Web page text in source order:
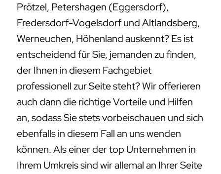
Prötzel, Petershagen (Eggersdorf),
Fredersdorf-Vogelsdorf und Altlandsberg,
Werneuchen, Höhenland auskennt? Es ist
entscheidend für Sie, jemanden zu finden,
der Ihnen in diesem Fachgebiet
professionell zur Seite steht? Wir offerieren
auch dann die richtige Vorteile und Hilfen
an, sodass Sie stets vorbeischauen und sich
ebenfalls in diesem Fall an uns wenden
können. Als einer der top Unternehmen in
Ihrem Umkreis sind wir allemal an Ihrer Seite